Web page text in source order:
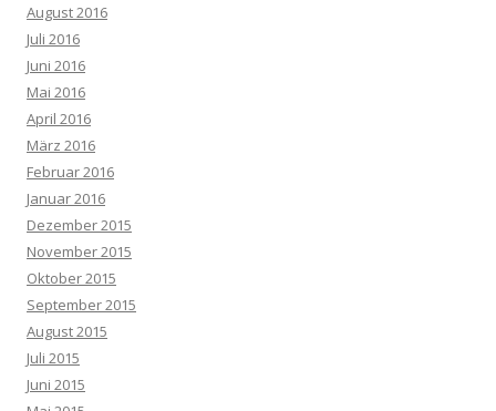
August 2016
Juli 2016
Juni 2016
Mai 2016
April 2016
März 2016
Februar 2016
Januar 2016
Dezember 2015
November 2015
Oktober 2015
September 2015
August 2015
Juli 2015
Juni 2015